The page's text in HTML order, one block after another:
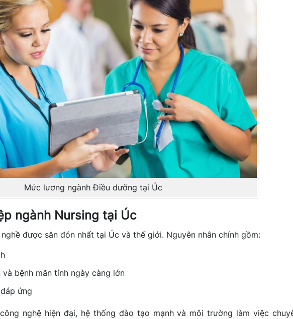
Mức lương ngành Điều dưỡng tại Úc
ngành Nursing tại Úc
được săn đón nhất tại Úc và thế giới. Nguyên nhân chính gồm:
bệnh mãn tính ngày càng lớn
ứng
nghệ hiện đại, hệ thống đào tạo mạnh và môi trường làm việc